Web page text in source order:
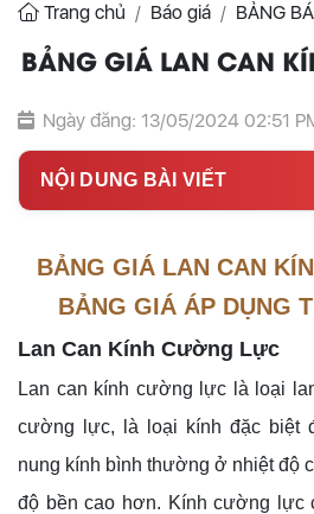
Trang chủ Báo giá BẢNG
BẢNG GIÁ LAN CAN
Ngày đăng: 13/05/2024 02:51
NỘI DUNG BÀI VIẾT
BẢNG GIÁ LAN CAN
BẢNG GIÁ ÁP DỤNG
Lan Can Kính Cường Lực
Lan can kính cường lực là loại
cường lực, là loại kính đặc biệt
nung kính bình thường ở nhiệt độ
độ bền cao hơn. Kính cường lực